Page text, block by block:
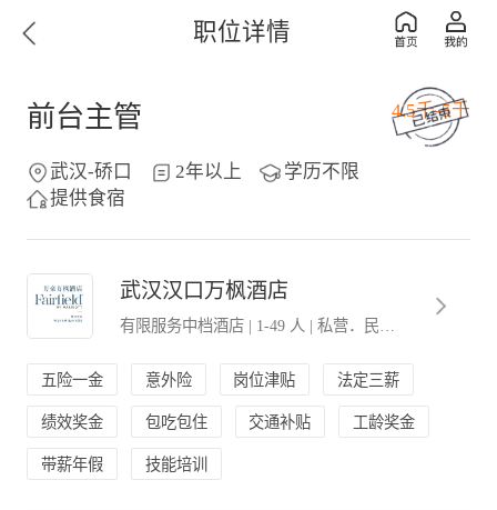
职位详情
前台主管 4.5千-5千
武汉-硚口 2年以上
学历不限
提供食宿
武汉汉口万枫酒店
有限服务中档酒店 | 1-49 人 | 私营．民营企业
五险一金 意外险 岗位津贴 法定三薪
绩效奖金 包吃包住 交通补贴 工龄奖金
带薪年假 技能培训